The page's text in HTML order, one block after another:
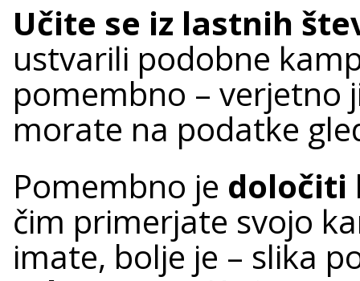
Učite se iz lastnih
ustvarili podobne
pomembno – verjetno
morate na podatke
Pomembno je določiti
čim primerjate svojo
imate, bolje je – slika